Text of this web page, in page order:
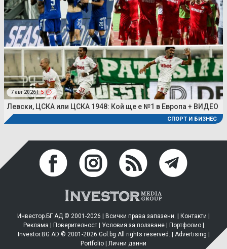
7 авг 2026 | 5
Левски, ЦСКА или ЦСКА 1948: Кой ще е №1 в Европа + ВИДЕО
СПОРТ И БИЗНЕС
Инвестор.БГ АД © 2001-2026 | Всички права запазени. | Контакти
Реклама
Поверителност| Условия за ползване| Портфолио|
Investor.BG AD © 2001-2026 Gol.bg All rights reserved. | Advertising
Portfolio
Лични данни